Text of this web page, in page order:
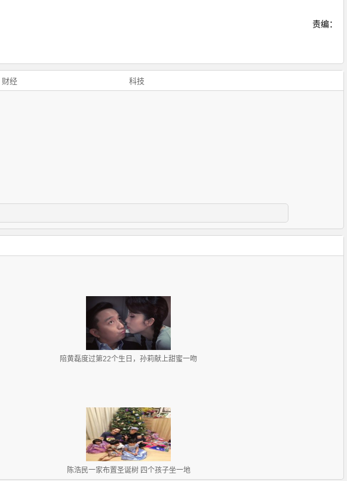
责编：
财经 科技
陪黄磊度过第22个生日，孙莉献上甜蜜一吻
陈浩民一家布置圣诞树 四个孩子坐一地